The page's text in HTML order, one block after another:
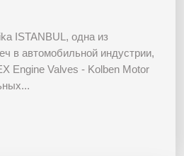
ISTANBUL, одна из
в автомобильной индустрии,
Engine Valves - Kolben Motor